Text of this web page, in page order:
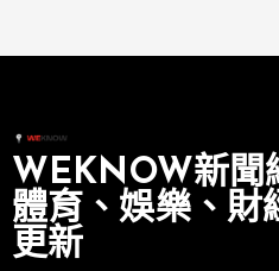
WEKNOW新聞
體育、娛樂、財
更新